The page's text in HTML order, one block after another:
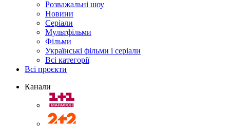
Розважальні шоу
Новини
Серіали
Мультфільми
Фільми
Українські фільми і серіали
Всі категорії
Всі проєкти
Канали